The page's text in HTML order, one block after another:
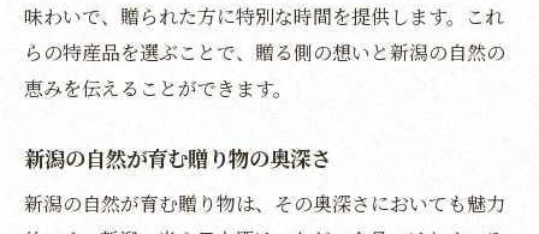
味わいで、贈られた方に特別な時間を提供します。これ
らの特産品を選ぶことで、贈る側の想いと新潟の自然の
恵みを伝えることができます。
新潟の自然が育む贈り物の奥深さ
新潟の自然が育む贈り物は、その奥深さにおいても魅力